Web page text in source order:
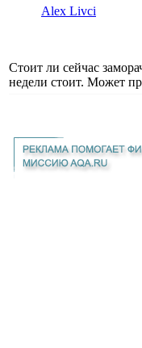
Alex Livci
Стоит ли сейчас
недели стоит. Может